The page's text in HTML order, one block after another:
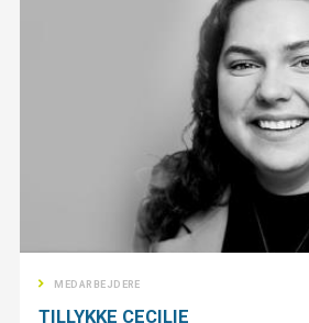
MEDARBEJDERE
TILLYKKE CECILIE